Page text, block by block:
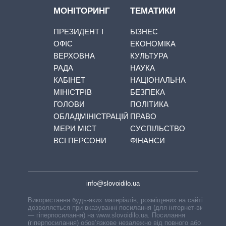
МОНІТОРИНГ
ПРЕЗИДЕНТ І
ОФІС
ВЕРХОВНА
РАДА
КАБІНЕТ
МІНІСТРІВ
ГОЛОВИ
ОБЛАДМІНІСТРАЦІЙ
МЕРИ МІСТ
ВСІ ПЕРСОНИ
ТЕМАТИКИ
БІЗНЕС
ЕКОНОМІКА
КУЛЬТУРА
НАУКА
НАЦІОНАЛЬНА
БЕЗПЕКА
ПОЛІТИКА
ПРАВО
СУСПІЛЬСТВО
ФІНАНСИ
info@slovoidilo.ua
Використання будь-яких матеріалів, розміщених на сайті,
дозволяється при вказуванні посилання (для інтернет-видань
— гіперпосилання) на www.slovoidilo.ua. Посилання
(гіперпосилання) обов’язкове незалежно від повного або